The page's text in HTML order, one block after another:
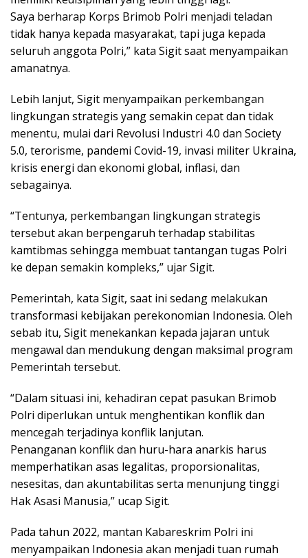
Saya berharap Korps Brimob Polri menjadi teladan
tidak hanya kepada masyarakat, tapi juga kepada
seluruh anggota Polri,” kata Sigit saat menyampaikan
amanatnya.
Lebih lanjut, Sigit menyampaikan perkembangan
lingkungan strategis yang semakin cepat dan tidak
menentu, mulai dari Revolusi Industri 4.0 dan Society
5.0, terorisme, pandemi Covid-19, invasi militer Ukraina,
krisis energi dan ekonomi global, inflasi, dan
sebagainya.
“Tentunya, perkembangan lingkungan strategis
tersebut akan berpengaruh terhadap stabilitas
kamtibmas sehingga membuat tantangan tugas Polri
ke depan semakin kompleks,” ujar Sigit.
Pemerintah, kata Sigit, saat ini sedang melakukan
transformasi kebijakan perekonomian Indonesia. Oleh
sebab itu, Sigit menekankan kepada jajaran untuk
mengawal dan mendukung dengan maksimal program
Pemerintah tersebut.
“Dalam situasi ini, kehadiran cepat pasukan Brimob
Polri diperlukan untuk menghentikan konflik dan
mencegah terjadinya konflik lanjutan.
Penanganan konflik dan huru-hara anarkis harus
memperhatikan asas legalitas, proporsionalitas,
nesesitas, dan akuntabilitas serta menunjung tinggi
Hak Asasi Manusia,” ucap Sigit.
Pada tahun 2022, mantan Kabareskrim Polri ini
menyampaikan Indonesia akan menjadi tuan rumah